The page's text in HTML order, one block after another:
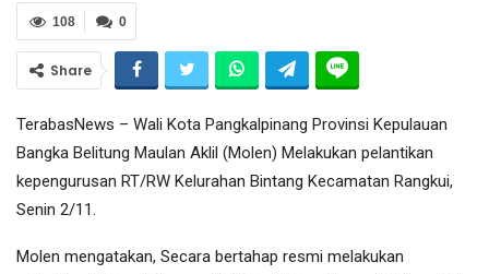
0
108
Share
TerabasNews – Wali Kota Pangkalpinang Provinsi Kepulauan
Bangka Belitung Maulan Aklil (Molen) Melakukan pelantikan
kepengurusan RT/RW Kelurahan Bintang Kecamatan Rangkui,
Senin 2/11.
Molen mengatakan, Secara bertahap resmi melakukan